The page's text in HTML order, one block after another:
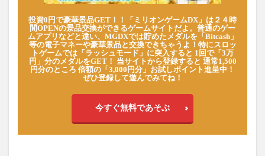
投資0円で豪華景品GET！！「ミリオンゲームDX」は２４時
間OPENの景品交換ができるゲームサイトだよ。普通のゲー
ムアプリなどと違い、MGDXでは貯めたメダルを「Bitcash」
等の電子マネーや豪華景品と交換できちゃうよ！特にスロッ
トゲームでは「ラッシュモード」に突入すると 1回で「3万
円」分のメダルをGET！ 当サイトから登録すると 通常1,500
円分のところ 倍額の「3,000円分」お試しポイント進呈中！
ぜひ登録して遊んでみてね！
今すぐ無料であそぶ